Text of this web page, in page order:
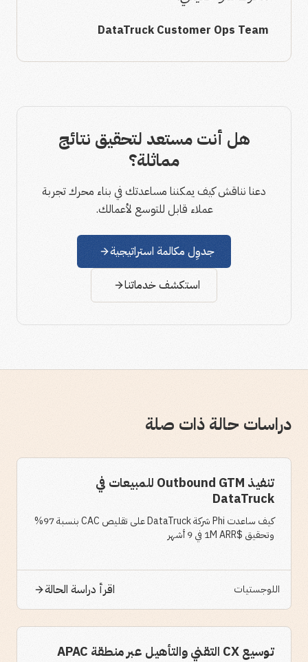
DataTruck Customer Ops Team
هل أنت مستعد لتحقيق نتائج
مماثلة؟
دعنا نناقش كيف يمكننا مساعدتك في بناء محرك تجربة
عملاء قابل للتوسع لأعمالك.
جدوِل مكالمة استراتيجية
استكشف خدماتنا
دراسات حالة ذات صلة
تنفيذ Outbound GTM للمبيعات في
DataTruck
كيف ساعدت Phi شركة DataTruck على تقليص CAC بنسبة 97%
وتحقيق $1M ARR في 9 أشهر
اللوجستيات اقرأ دراسة الحالة
توسيع CX التقني والتأهيل عبر منطقة APAC